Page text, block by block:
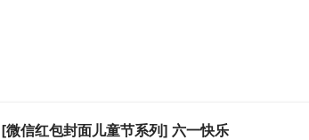
[微信红包封面儿童节系列] 六一快乐